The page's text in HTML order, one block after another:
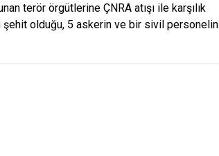
terör örgütlerine ÇNRA atışı ile karşılık
şehit olduğu, 5 askerin ve bir sivil personelin